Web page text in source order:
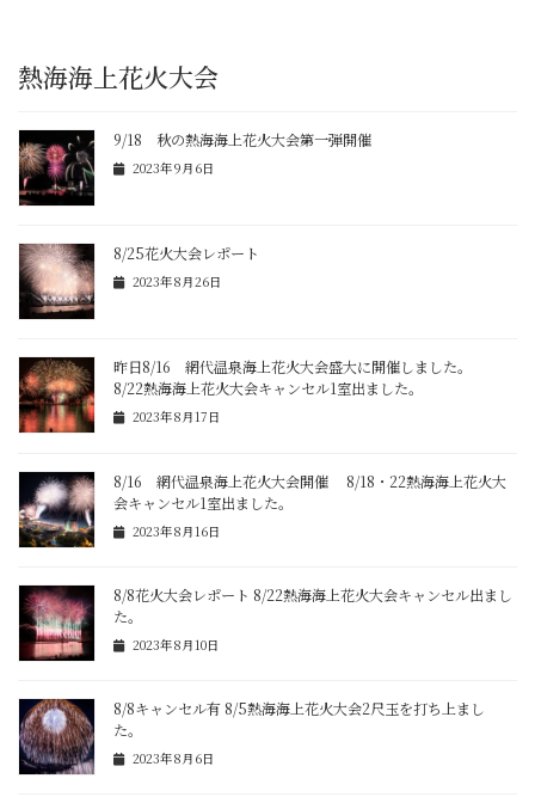
熱海海上花火大会
9/18 秋の熱海海上花火大会第一弾開催
2023年9月6日
8/25花火大会レポート
2023年8月26日
昨日8/16 網代温泉海上花火大会盛大に開催しました。
8/22熱海海上花火大会キャンセル1室出ました。
2023年8月17日
8/16 網代温泉海上花火大会開催 8/18・22熱海海上花火大
会キャンセル1室出ました。
2023年8月16日
8/8花火大会レポート 8/22熱海海上花火大会キャンセル出まし
た。
2023年8月10日
8/8キャンセル有 8/5熱海海上花火大会2尺玉を打ち上まし
た。
2023年8月6日